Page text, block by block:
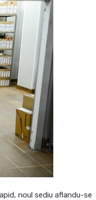
noul sediu aflandu-se